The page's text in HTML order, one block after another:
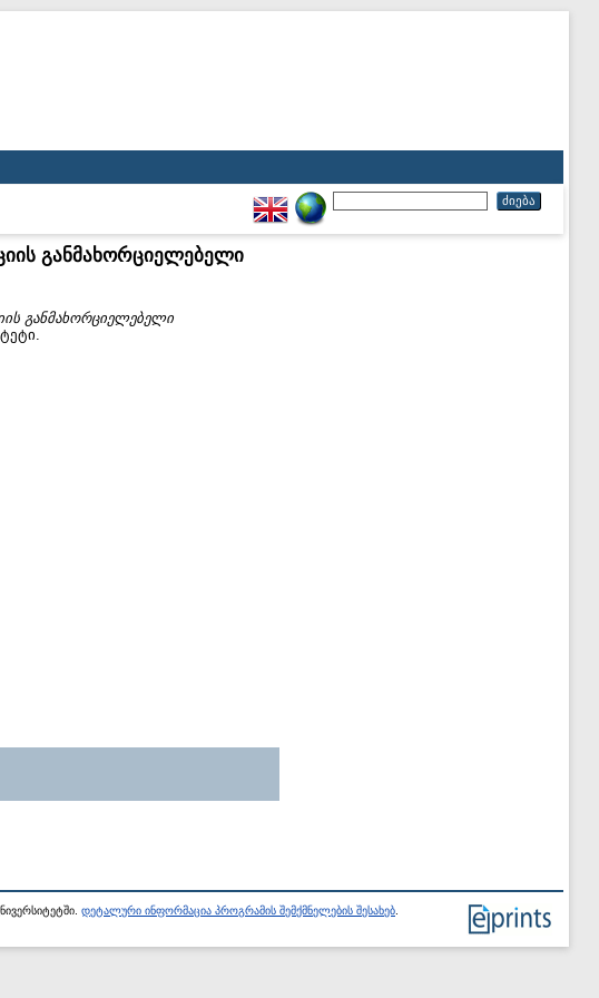
განმახორციელებელი
განმახორციელებელი
დეტალური ინფორმაცია პროგრამის შემქმნელების შესახებ.